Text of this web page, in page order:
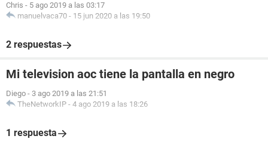
Chris - 5 ago 2019 a las 03:17
manuelvaca70 - 15 jun 2020 a las 19:50
2 respuestas
Mi television aoc tiene la pantalla en negro
Diego - 3 ago 2019 a las 21:51
TheNetworkIP - 4 ago 2019 a las 18:26
1 respuesta